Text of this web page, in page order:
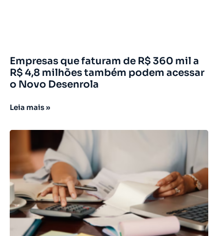
Empresas que faturam de R$ 360 mil a
R$ 4,8 milhões também podem acessar
o Novo Desenrola
Leia mais »